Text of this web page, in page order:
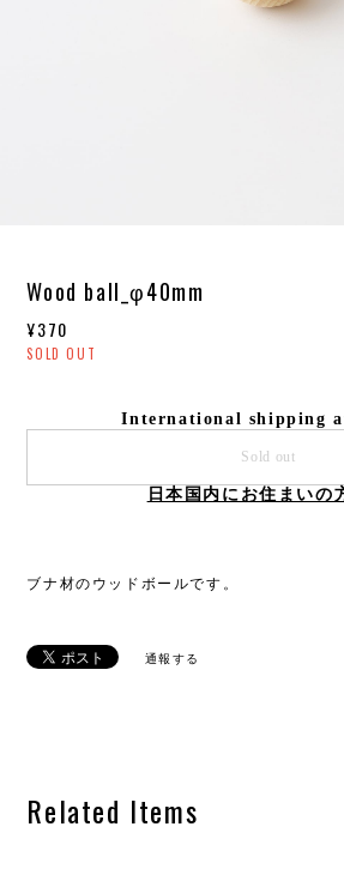
Wood ball_φ40mm
¥370
SOLD OUT
International shipping
Sold out
日本国内にお住まいの
ブナ材のウッドボールです。
通報する
Related Items